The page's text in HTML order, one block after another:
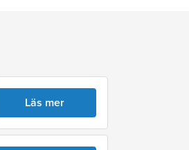
Läs mer